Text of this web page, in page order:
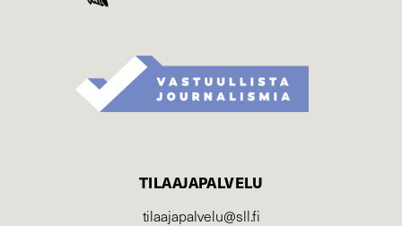
TILAAJAPALVELU
tilaajapalvelu@sll.fi